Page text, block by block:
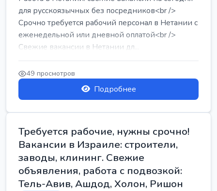
для русскоязычных без посредников<br />
Срочно требуется рабочий персонал в Нетании с
еженедельной или дневной оплатой<br />
Свежие вакансии в Нетании дл...
49 просмотров
Подробнее
Требуется рабочие, нужны срочно!
Вакансии в Израиле: строители,
заводы, клининг. Свежие
объявления, работа с подвозкой:
Тель-Авив, Ашдод, Холон, Ришон